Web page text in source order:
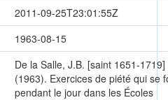
2011-09-25T23:01:55Z
1963-08-15
De la Salle, J.B. [saint 1651-1719]
(1963). Exercices de piété qui se
pendant le jour dans les Écoles